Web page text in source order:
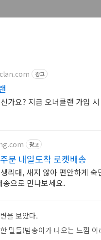
광고
가요? 지금 오너클랜 가입
광고
문 내일도착 로켓배송
리대, 새지 않아 편안하게
으로 만나보세요.
을 보았다.
말들(밤송이가 나오는 느낌